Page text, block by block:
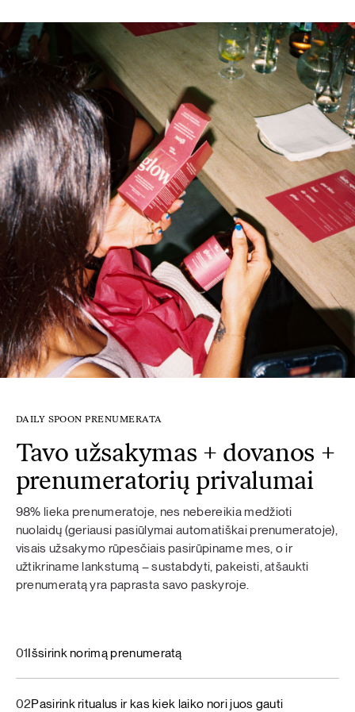
DAILY SPOON PRENUMERATA
Tavo užsakymas + dovanos +
prenumeratorių privalumai
98% lieka prenumeratoje, nes nebereikia medžioti
nuolaidų (geriausi pasiūlymai automatiškai prenumeratoje),
visais užsakymo rūpesčiais pasirūpiname mes, o ir
užtikriname lankstumą – sustabdyti, pakeisti, atšaukti
prenumeratą yra paprasta savo paskyroje.
01Išsirink norimą prenumeratą
02Pasirink ritualus ir kas kiek laiko nori juos gauti